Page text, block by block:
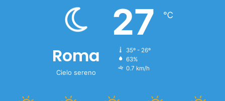
Roma
Cielo sereno
27 ℃
35º - 26º
63%
0.7 km/h